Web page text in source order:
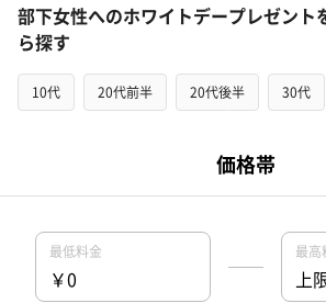
部下女性へのホワイトデープレゼント
ら探す
10代 20代前半 20代後半 30代
部下女性へのホワイトデープレゼント